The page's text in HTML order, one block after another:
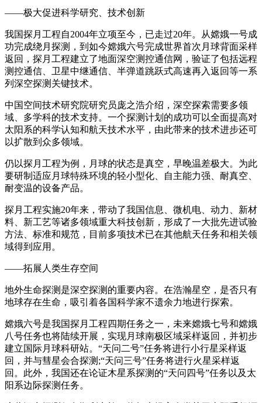
——极大促进科学研究、技术创新
我国探月工程自2004年立项至今，已走过20年。从嫦娥一号成
功完成绕月探测，到如今嫦娥六号完成世界首次月球背面采样
返回，探月工程建立了地面深空测控通信网，验证了包括远程
测控通信、卫星中继通信、半弹道跳跃式高速再入返回等一系
列深空探测关键技术。
中国空间技术研究院研究员庞之浩介绍，深空探索需要多领
域、多学科的技术支持。一个探测计划的成功可以全面提高对
太阳系的科学认知和航天技术水平，由此带来的技术进步还可
以扩散到众多领域。
仍以探月工程为例，月球的状态是真空，早晚温差极大。为此
要研制适应月球特殊环境的轻小型化、自主能力强、耐真空、
耐变温的设备产品。
探月工程实施20年来，带动了我国信息、微机电、动力、新材
料、新工艺等诸多领域重大科技创新，形成了一大批先进试验
方法、标准和规范，目前多项技术已在其他航天任务和相关领
域得到应用。
——拓展人类生存空间
地外生命探测是深空探测的重要内容。在浩瀚星空，是否只有
地球存在生命，吸引着各国科学家不遗余力地进行探索。
嫦娥六号是我国探月工程四期任务之一，未来嫦娥七号和嫦娥
八号任务也将陆续开展，实现月球南极区域采样返回，并初步
建立国际月球科研站。“天问二号”任务将进行小行星采样返
回，并与彗星会合探测;“天问三号”任务将进行火星采样返
回。此外，我国还在论证木星系探测的“天问四号”任务以及太
阳系边际探测任务。